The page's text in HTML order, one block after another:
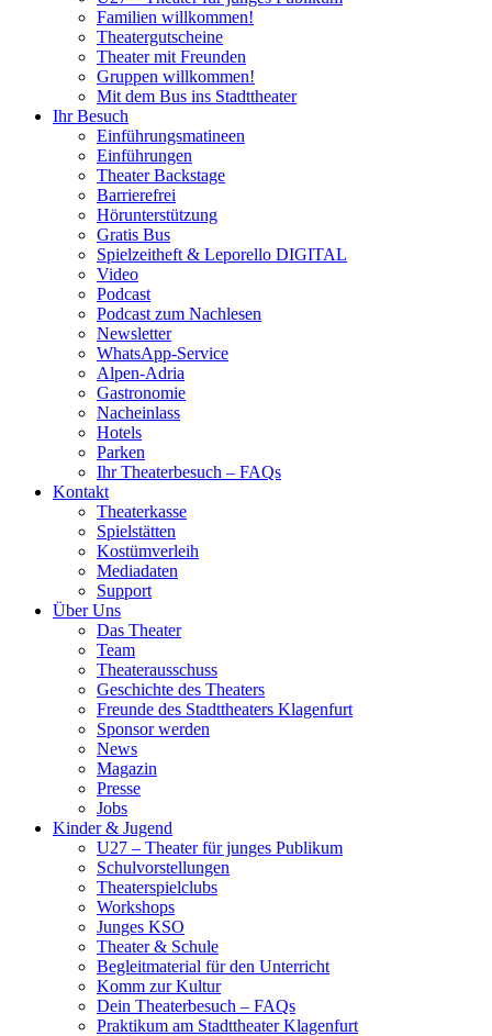
Familien willkommen!
Theatergutscheine
Theater mit Freunden
Gruppen willkommen!
Mit dem Bus ins Stadttheater
Ihr Besuch
Einführungsmatineen
Einführungen
Theater Backstage
Barrierefrei
Hörunterstützung
Gratis Bus
Spielzeitheft & Leporello DIGITAL
Video
Podcast
Podcast zum Nachlesen
Newsletter
WhatsApp-Service
Alpen-Adria
Gastronomie
Nacheinlass
Hotels
Parken
Ihr Theaterbesuch – FAQs
Kontakt
Theaterkasse
Spielstätten
Kostümverleih
Mediadaten
Support
Über Uns
Das Theater
Team
Theaterausschuss
Geschichte des Theaters
Freunde des Stadttheaters Klagenfurt
Sponsor werden
News
Magazin
Presse
Jobs
Kinder & Jugend
U27 – Theater für junges Publikum
Schulvorstellungen
Theaterspielclubs
Workshops
Junges KSO
Theater & Schule
Begleitmaterial für den Unterricht
Komm zur Kultur
Dein Theaterbesuch – FAQs
Praktikum am Stadttheater Klagenfurt